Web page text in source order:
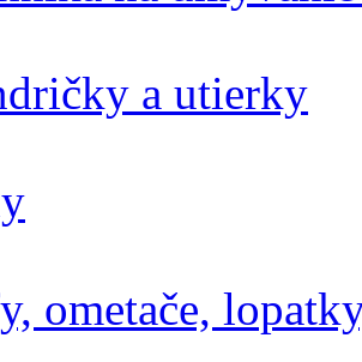
a utierky
ometače,